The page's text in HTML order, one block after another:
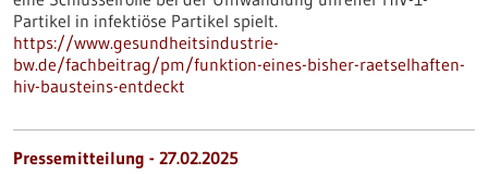
Partikel in infektiöse Partikel spielt.
https://www.gesundheitsindustrie-
bw.de/fachbeitrag/pm/funktion-eines-bisher-raetselhaften-
hiv-bausteins-entdeckt
Pressemitteilung - 27.02.2025